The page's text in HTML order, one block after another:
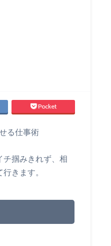
Pocket
る仕事術
チ掴みきれず、相
きます。